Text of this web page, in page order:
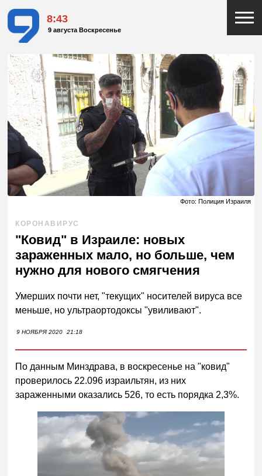
8:43
9 августа Воскресенье
Фото: Полиция Израиля
КОРОНАВИРУС
"Ковид" в Израиле: новых
зараженных мало, но больше, чем
нужно для нового смягчения
Умерших почти нет, "текущих" носителей вируса все
меньше, но ультраортодоксы "увиливают".
9 НОЯБРЯ 2020 21:18
По данным Минздрава, в воскресенье на "ковид"
проверилось 22.096 израильтян, из них
зараженными оказались 526, то есть порядка 2,3%.